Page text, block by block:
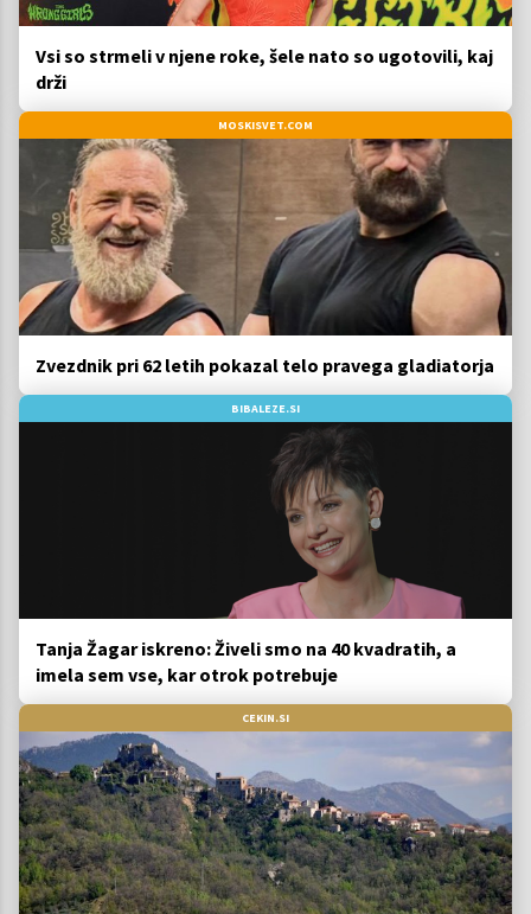
Vsi so strmeli v njene roke, šele nato so ugotovili, kaj
drži
MOSKISVET.COM
Zvezdnik pri 62 letih pokazal telo pravega gladiatorja
BIBALEZE.SI
Tanja Žagar iskreno: Živeli smo na 40 kvadratih, a
imela sem vse, kar otrok potrebuje
CEKIN.SI